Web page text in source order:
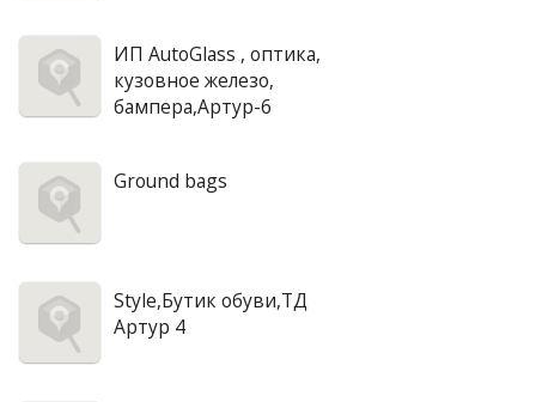
ИП AutoGlass , оптика,
кузовное железо,
бампера,Артур-6
Ground bags
Style,Бутик обуви,ТД
Артур 4